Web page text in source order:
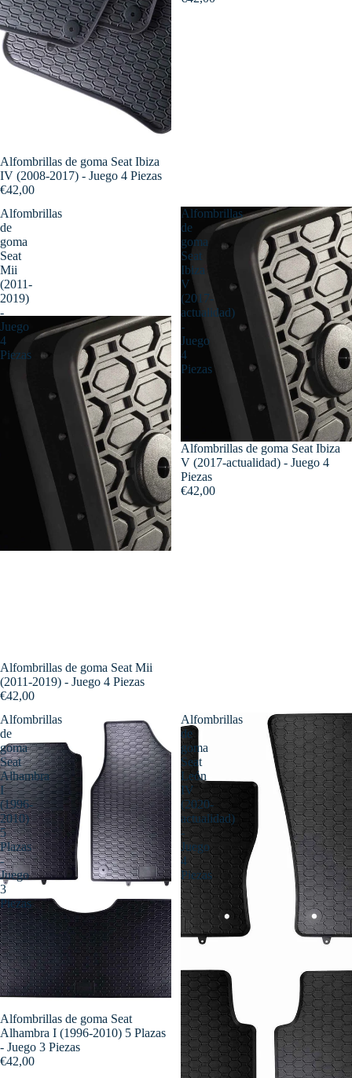
Alfombrillas de goma Seat Ibiza
IV (2008-2017) - Juego 4 Piezas
€42,00
Alfombrillas
de
goma
Seat
Mii
(2011-
2019)
-
Juego
4
Piezas
Alfombrillas de goma Seat Mii
(2011-2019) - Juego 4 Piezas
€42,00
Alfombrillas
de
goma
Seat
Ibiza
V
(2017-
actualidad)
-
Juego
4
Piezas
Alfombrillas de goma Seat Ibiza
V (2017-actualidad) - Juego 4
Piezas
€42,00
Alfombrillas
de
goma
Seat
Alhambra
I
(1996-
2010)
5
Plazas
-
Juego
3
Piezas
Alfombrillas de goma Seat
Alhambra I (1996-2010) 5 Plazas
- Juego 3 Piezas
€42,00
Alfombrillas
de
goma
Seat
León
IV
(2020-
actualidad)
-
Juego
4
Piezas